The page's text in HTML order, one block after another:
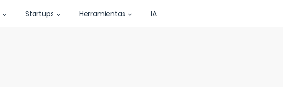
Startups Herramientas IA